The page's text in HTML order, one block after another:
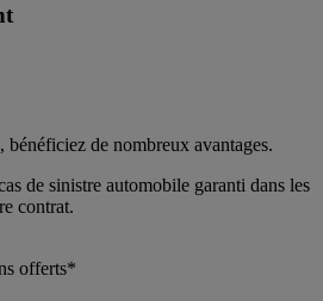
bénéficiez de nombreux avantages.
de sinistre automobile garanti dans les
contrat.
offerts*